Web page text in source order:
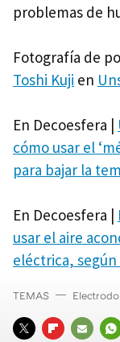
problemas de
Fotografía de
Toshi Kuji en
En Decoesfera |
cómo usar el
para bajar la
En Decoesfera |
usar el aire
eléctrica,
TEMAS